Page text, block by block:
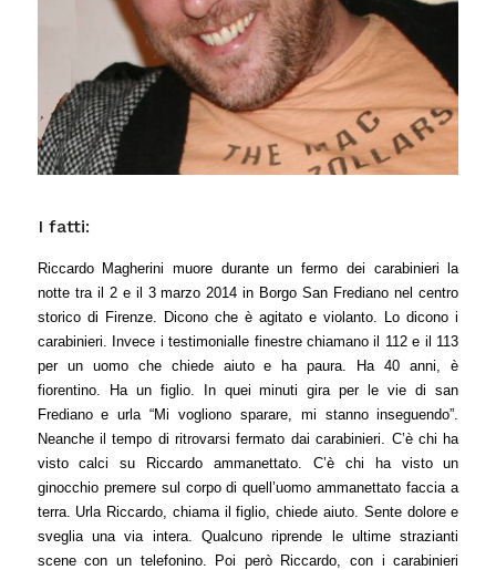
I fatti:
Riccardo Magherini muore durante un fermo dei carabinieri la
notte tra il 2 e il 3 marzo 2014 in Borgo San Frediano nel centro
storico di Firenze. Dicono che è agitato e violanto. Lo dicono i
carabinieri. Invece i testimonialle finestre chiamano il 112 e il 113
per un uomo che chiede aiuto e ha paura. Ha 40 anni, è
fiorentino. Ha un figlio. In quei minuti gira per le vie di san
Frediano e urla “Mi vogliono sparare, mi stanno inseguendo”.
Neanche il tempo di ritrovarsi fermato dai carabinieri. C’è chi ha
visto calci su Riccardo ammanettato. C’è chi ha visto un
ginocchio premere sul corpo di quell’uomo ammanettato faccia a
terra. Urla Riccardo, chiama il figlio, chiede aiuto. Sente dolore e
sveglia una via intera. Qualcuno riprende le ultime strazianti
scene con un telefonino. Poi però Riccardo, con i carabinieri